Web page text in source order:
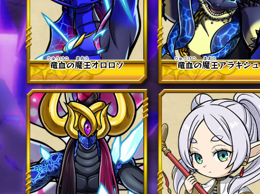
竜血の魔王オロロソ 竜血の魔王アラキシュ